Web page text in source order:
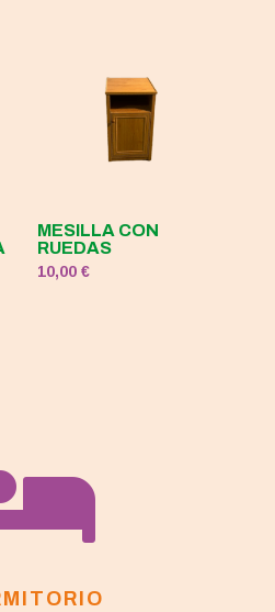
MESILLA CON
RUEDAS
10,00€